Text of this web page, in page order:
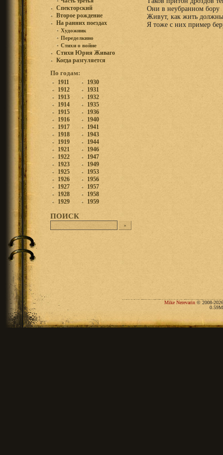
Спекторский
Второе рождение
На ранних поездах
Художник
Переделкино
Стихи о войне
Стихи Юрия Живаго
Когда разгуляется
По годам:
1911
1912
1913
1914
1915
1916
1917
1918
1919
1921
1922
1923
1925
1926
1927
1928
1929
1930
1931
1932
1935
1936
1940
1941
1943
1944
1946
1947
1949
1953
1956
1957
1958
1959
ПОИСК
Они в неубранном бору
Живут, как жить
Я тоже с них пример
Mike Nerevarin © 2008-